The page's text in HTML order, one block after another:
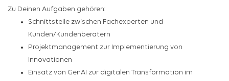
Zu Deinen Aufgaben gehören:
Schnittstelle zwischen Fachexperten und
Kunden/Kundenberatern
Projektmanagement zur Implementierung von
Innovationen
Einsatz von GenAI zur digitalen Transformation im